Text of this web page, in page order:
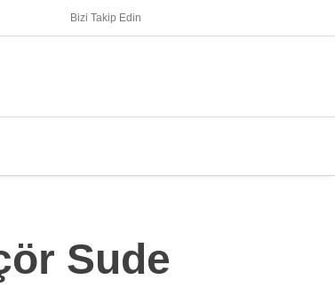
Bizi Takip Edin
Sude